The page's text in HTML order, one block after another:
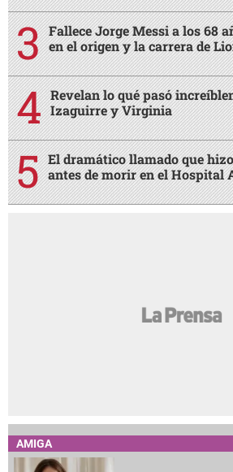
Fallece Jorge Messi a los 68
en el origen y la carrera de
Revelan lo qué pasó
Izaguirre y Virginia
El dramático llamado que
antes de morir en el Hospital
AMIGA